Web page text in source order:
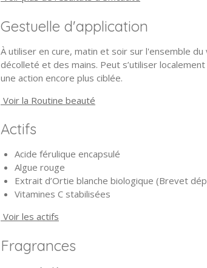
Gestuelle d'application
À utiliser en cure, matin et soir sur l'ensemble du
décolleté et des mains. Peut s’utiliser
une action encore plus ciblée.
Voir la Routine beauté
Actifs
Acide férulique encapsulé
Algue rouge
Extrait d’Ortie blanche biologique (Brevet
Vitamines C stabilisées
Voir les actifs
Fragrances